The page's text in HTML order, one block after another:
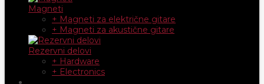
Magneti
+ Magneti za električne gitare
+ Magneti za akustične gitare
Rezervni delovi
+ Hardware
+ Electronics